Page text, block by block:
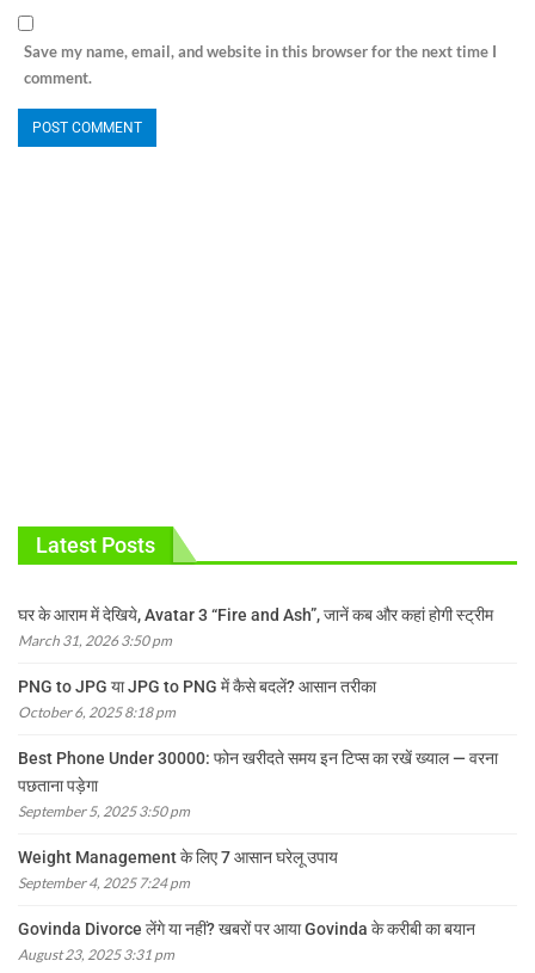
Save my name, email, and website in this browser for the next time I
comment.
Latest Posts
घर के आराम में देखिये, Avatar 3 “Fire and Ash”, जानें कब और कहां होगी स्ट्रीम
March 31, 2026 3:50 pm
PNG to JPG या JPG to PNG में कैसे बदलें? आसान तरीका
October 6, 2025 8:18 pm
Best Phone Under 30000: फोन खरीदते समय इन टिप्स का रखें ख्याल — वरना
पछताना पड़ेगा
September 5, 2025 3:50 pm
Weight Management के लिए 7 आसान घरेलू उपाय
September 4, 2025 7:24 pm
Govinda Divorce लेंगे या नहीं? खबरों पर आया Govinda के करीबी का बयान
August 23, 2025 3:31 pm